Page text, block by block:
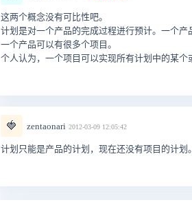
这两个概念没有可比性吧。
计划是对一个产品的完成过程进行预计。一个产
一个产品可以有很多个项目。
个人认为，一个项目可以实现所有计划中的某个
🍓 zentaonari 2012-03-09 12:05:42
计划只能是产品的计划，现在还没有项目的计划。